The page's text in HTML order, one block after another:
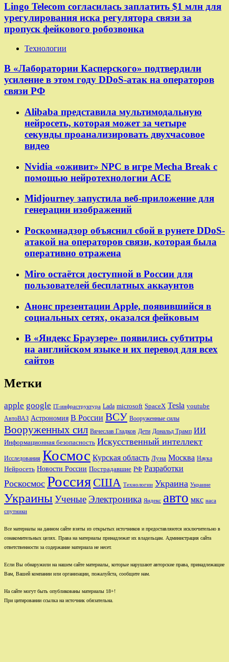
Lingo Telecom согласилась заплатить $1 млн для
урегулирования иска регулятора связи за
пропуск фейкового робозвонка
Технологии
В «Лаборатории Касперского» подтвердили
усиление в этом году DDoS-атак на операторов
связи РФ
Alibaba представила мультимодальную
нейросеть, которая может за четыре
секунды проанализировать двухчасовое
видео
Nvidia «оживит» NPC в игре Mecha Break с
помощью нейротехнологии ACE
Midjourney запустила веб-приложение для
генерации изображений
Роскомнадзор объяснил сбой в рунете DDoS-
атакой на операторов связи, которая была
оперативно отражена
Miro остаётся доступной в России для
пользователей бесплатных аккаунтов
Анонс презентации Apple, появившийся в
социальных сетях, оказался фейковым
В «Яндекс Браузере» появились субтитры
на английском языке и их перевод для всех
сайтов
Метки
apple google IT-инфраструктура Lada microsoft SpaceX Tesla youtube
АвтоВАЗ Астрономия В России ВСУ Вооруженные силы
Вооруженных сил Вячеслав Гладков Дети Дональд Трамп ИИ
Информационная безопасность Искусственный интеллект
Исследования Космос Курская область Луна Москва Наука
Нейросеть Новости России Пострадавшие РФ Разработки
Роскосмос Россия США Технологии Украина Украине
УкраиныУченые Электроника Яндекс авто мкс наса
спутники
Все материалы на данном сайте взяты из открытых источников и предоставляются исключительно в
ознакомительных целях. Права на материалы принадлежат их владельцам. Администрация сайта
ответственности за содержание материала не несет.
Если Вы обнаружили на нашем сайте материалы, которые нарушают авторские права, принадлежащие
Вам, Вашей компании или организации, пожалуйста, сообщите нам.
На сайте могут быть опубликованы материалы 18+!
При цитировании ссылка на источник обязательна.